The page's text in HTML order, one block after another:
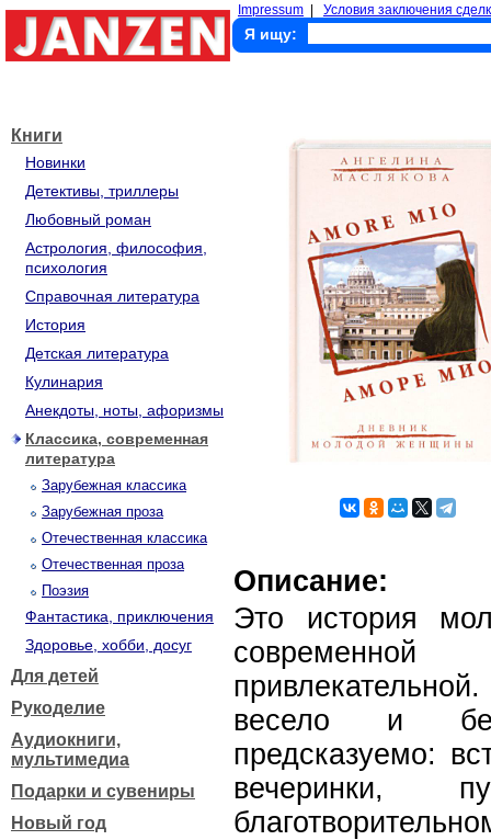
Impressum Условия заключения
Я ищу:
Книги
Новинки
Детективы, триллеры
Любовный роман
Астрология, философия,
психология
Справочная литература
История
Детская литература
Кулинария
Анекдоты, ноты, афоризмы
Классика, современная
литература
Зарубежная классика
Зарубежная проза
Отечественная классика
Отечественная проза
Поэзия
Фантастика, приключения
Здоровье, хобби, досуг
Для детей
Рукоделие
Аудиокниги,
мультимедиа
Подарки и сувениры
Новый год
Описание:
Это история
весело и
предсказуемо:
вечеринки,